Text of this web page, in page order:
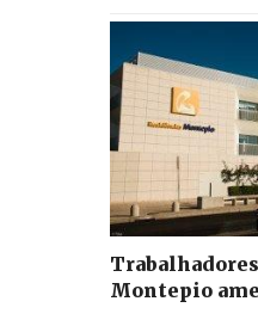
Montepio